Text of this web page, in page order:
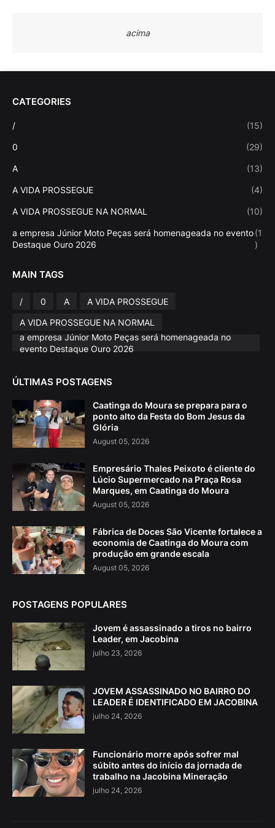
acima
CATEGORIES
/ (15)
0 (29)
A (13)
A VIDA PROSSEGUE (4)
A VIDA PROSSEGUE NA NORMAL (10)
a empresa Júnior Moto Peças será homenageada no evento
Destaque Ouro 2026
(1
)
MAIN TAGS
/ 0 A
A VIDA PROSSEGUE
A VIDA PROSSEGUE NA NORMAL
a empresa Júnior Moto Peças será homenageada no
evento Destaque Ouro 2026
ÚLTIMAS POSTAGENS
Caatinga do Moura se prepara para o
ponto alto da Festa do Bom Jesus da
Glória
August 05, 2026
Empresário Thales Peixoto é cliente do
Lúcio Supermercado na Praça Rosa
Marques, em Caatinga do Moura
August 05, 2026
Fábrica de Doces São Vicente fortalece a
economia de Caatinga do Moura com
produção em grande escala
August 05, 2026
POSTAGENS POPULARES
Jovem é assassinado a tiros no bairro
Leader, em Jacobina
julho 23, 2026
JOVEM ASSASSINADO NO BAIRRO DO
LEADER É IDENTIFICADO EM JACOBINA
julho 24, 2026
Funcionário morre após sofrer mal
súbito antes do início da jornada de
trabalho na Jacobina Mineração
julho 24, 2026